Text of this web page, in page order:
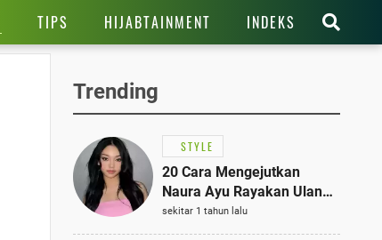
TIPS HIJABTAINMENT INDEKS
Trending
STYLE
20 Cara Mengejutkan
Naura Ayu Rayakan Ulang
Tahun di Panti Asuhan,
Terlihat Anggun dengan
sekitar 1 tahun lalu